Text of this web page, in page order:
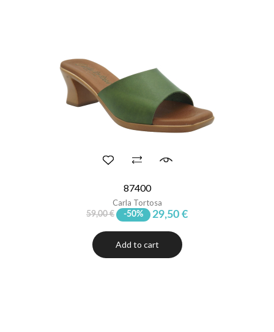
87400
Carla Tortosa
59,00 € -50% 29,50 €
Add to cart